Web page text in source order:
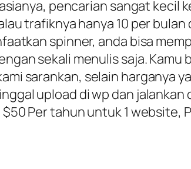
pencarian sangat kecil
trafiknya hanya 10 per
spinner, anda bisa
sekali menulis saja.
sarankan, selain harganya
upload di wp dan
Per tahun untuk 1 website,